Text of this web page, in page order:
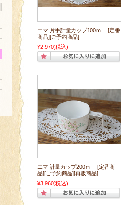
エマ 片手計量カップ100ｍｌ [定番
商品][ご予約商品]
¥2,970(税込)
エマ 計量カップ200ｍｌ [定番商
品][ご予約商品][再販商品]
¥3,960(税込)